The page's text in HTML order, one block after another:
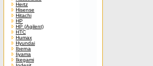
Hertz
Hisense
Hitachi
HP
HP (Agilent)
HTC
Humax
Hyundai
Iberna
Iiyama
Ikegami